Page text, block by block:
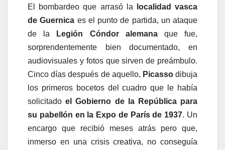
El bombardeo que arrasó la
localidad vasca
de Guernica es el punto de partida, un ataque
de la
Legión Cóndor alemanaque fue,
sorprendentemente bien documentado, en
audiovisuales y fotos que sirven de preámbulo.
Cinco días después de aquello, Picassodibuja
los primeros bocetos del cuadro que le había
solicitadoel Gobierno de la República para
su pabellón en la Expo de París de 1937. Un
encargo que recibió meses atrás pero que,
inmerso en una crisis creativa, no conseguía